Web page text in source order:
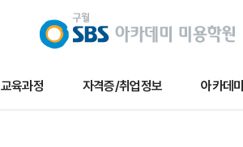
교육과정 자격증/취업정보 아카데